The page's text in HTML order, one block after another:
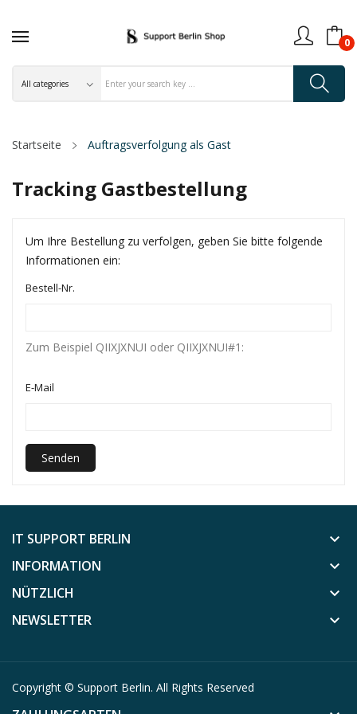
0
Startseite Auftragsverfolgung als Gast
Tracking Gastbestellung
Um Ihre Bestellung zu verfolgen, geben Sie bitte folgende
Informationen ein:
Bestell-Nr.
Zum Beispiel QIIXJXNUI oder QIIXJXNUI#1:
E-Mail
Senden
IT SUPPORT BERLIN keyboard_arrow_down
INFORMATION keyboard_arrow_down
NÜTZLICH keyboard_arrow_down
NEWSLETTER keyboard_arrow_down
Copyright © Support Berlin. All Rights Reserved